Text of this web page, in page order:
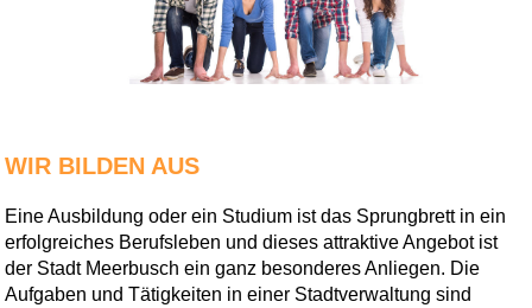
WIR BILDEN AUS
Eine Ausbildung oder ein Studium ist das Sprungbrett in ein
erfolgreiches Berufsleben und dieses attraktive Angebot ist
der Stadt Meerbusch ein ganz besonderes Anliegen. Die
Aufgaben und Tätigkeiten in einer Stadtverwaltung sind